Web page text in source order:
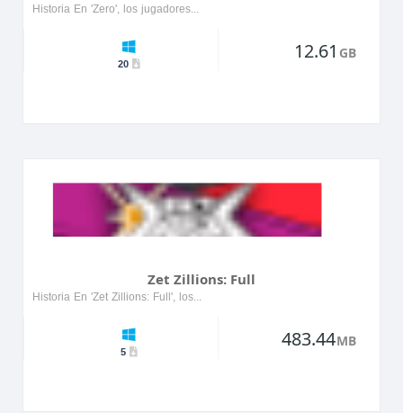
Historia En 'Zero', los jugadores se embarcan en un emocionante viaje a través de un mundo distópico donde deben descubrir la verdad detrás de un evento misterioso que ha alterado la realidad. El...
20
12.61GB
Zet Zillions: Full
Historia En 'Zet Zillions: Full', los jugadores emprenden un viaje épico a través de un mundo vibrante lleno de personajes peculiares y misiones desafiantes. El protagonista, Zet, debe navegar a t...
5
483.44MB